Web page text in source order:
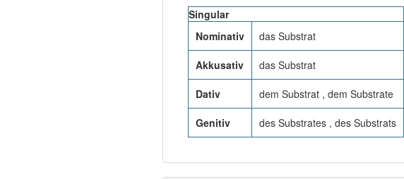
Singular
Nominativ
das Substrat
Akkusativ das Substrat
Dativ dem Substrat , dem Substrate
Genitiv des Substrates , des Substrats